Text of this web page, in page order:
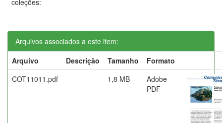
Arquivos associados a este item:
Arquivo
Descrição Tamanho
Formato
COT11011.pdf
1,8 MB
Adobe
PDF